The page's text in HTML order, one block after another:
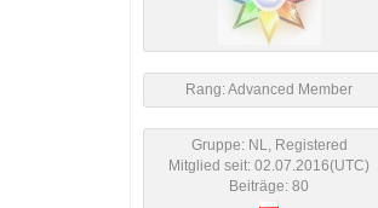
Rang: Advanced Member
Gruppe: NL, Registered
Mitglied seit: 02.07.2016(UTC)
Beiträge: 80